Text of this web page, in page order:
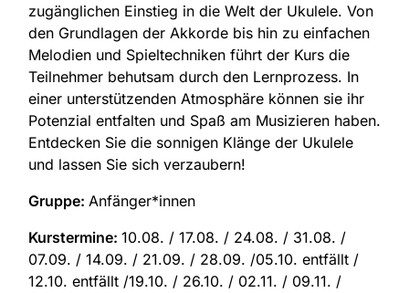
zugänglichen Einstieg in die Welt der Ukulele. Von
den Grundlagen der Akkorde bis hin zu einfachen
Melodien und Spieltechniken führt der Kurs die
Teilnehmer behutsam durch den Lernprozess. In
einer unterstützenden Atmosphäre können sie ihr
Potenzial entfalten und Spaß am Musizieren haben.
Entdecken Sie die sonnigen Klänge der Ukulele
und lassen Sie sich verzaubern!
Gruppe: Anfänger*innen
Kurstermine: 10.08. / 17.08. / 24.08. / 31.08. /
07.09. / 14.09. / 21.09. / 28.09. /05.10. entfällt /
12.10. entfällt /19.10. / 26.10. / 02.11. / 09.11. /